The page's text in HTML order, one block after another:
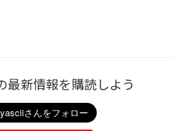
最新情報を購読しよう